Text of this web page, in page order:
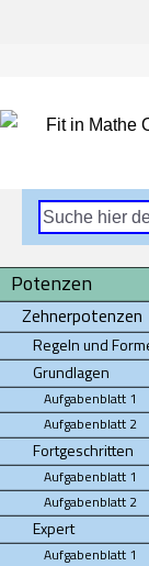
Potenzen
Zehnerpotenzen
Regeln und
Grundlagen
Aufgabenblatt 1
Aufgabenblatt 2
Fortgeschritten
Aufgabenblatt 1
Aufgabenblatt 2
Expert
Aufgabenblatt 1